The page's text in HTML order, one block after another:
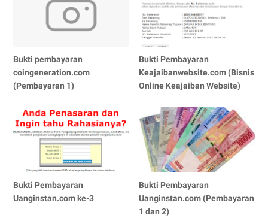
Bukti pembayaran
coingeneration.com
(Pembayaran 1)
Bukti Pembayaran
Keajaibanwebsite.com (Bisnis
Online Keajaiban Website)
Bukti Pembayaran
Uanginstan.com ke-3
Bukti Pembayaran
Uanginstan.com (Pembayaran
1 dan 2)